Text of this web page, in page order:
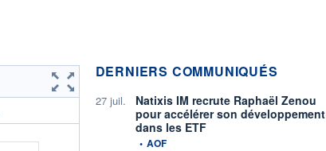
DERNIERS COMMUNIQUÉS
27 juil.
Natixis IM recrute Raphaël Zenou
pour accélérer son développement
dans les ETF
information fournie par
• AOF